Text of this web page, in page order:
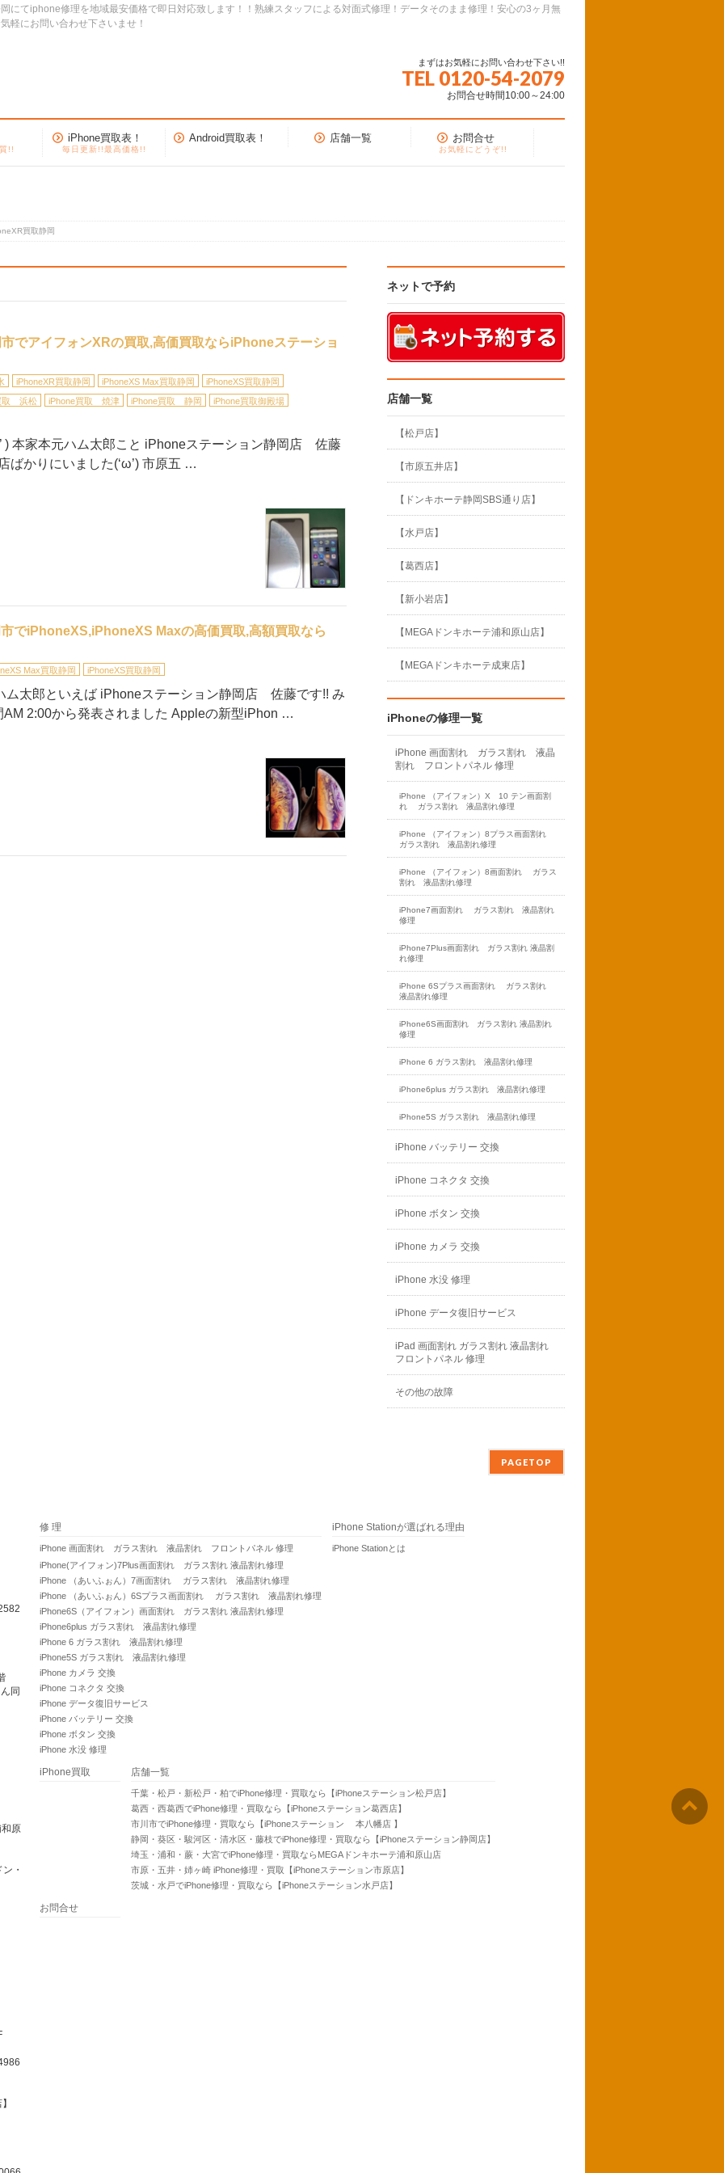
にてiphone修理を地域最安価格で即日対応致します！！熟練スタッフによる対面式修理！データそのまま修理！安心の3ヶ月無
軽にお問い合わせ下さいませ！
まずはお気軽にお問い合わせ下さい!!
TEL 0120-54-2079
お問合せ時間10:00～24:00
!!
iPhone買取表！
毎日更新!!最高価格!!
Android買取表！ 店舗一覧 お問合せ
お気軽にどうぞ!!
買取静岡
でアイフォンXRの買取,高価買取ならiPhoneステーショ
iPhoneXR買取静岡 iPhoneXS Max買取静岡
iPhoneXS買取静岡
取 浜松 iPhone買取 焼津 iPhone買取 静岡
iPhone買取御殿場
) 本家本元ハム太郎こと iPhoneステーション静岡店 佐藤
ばかりにいました(‘ω’) 市原五 …
でiPhoneXS,iPhoneXS Maxの高価買取,高額買取なら
Max買取静岡 iPhoneXS買取静岡
ム太郎といえば iPhoneステーション静岡店 佐藤です!! み
2:00から発表されました Appleの新型iPhon …
ネットで予約
店舗一覧
【松戸店】
【市原五井店】
【ドンキホーテ静岡SBS通り店】
【水戸店】
【葛西店】
【新小岩店】
【MEGAドンキホーテ浦和原山店】
【MEGAドンキホーテ成東店】
iPhoneの修理一覧
iPhone 画面割れ ガラス割れ 液晶
割れ フロントパネル 修理
iPhone （アイフォン）X 10 テン画面割
れ ガラス割れ 液晶割れ修理
iPhone （アイフォン）8プラス画面割れ
ガラス割れ 液晶割れ修理
iPhone （アイフォン）8画面割れ ガラス
割れ 液晶割れ修理
iPhone7画面割れ ガラス割れ 液晶割れ
修理
iPhone7Plus画面割れ ガラス割れ 液晶割
れ修理
iPhone 6Sプラス画面割れ ガラス割れ
液晶割れ修理
iPhone6S画面割れ ガラス割れ 液晶割れ
修理
iPhone 6 ガラス割れ 液晶割れ修理
iPhone6plus ガラス割れ 液晶割れ修理
iPhone5S ガラス割れ 液晶割れ修理
iPhone バッテリー 交換
iPhone コネクタ 交換
iPhone ボタン 交換
iPhone カメラ 交換
iPhone 水没 修理
iPhone データ復旧サービス
iPad 画面割れ ガラス割れ 液晶割れ
フロントパネル 修理
その他の故障
PAGETOP
同
和原
・
修 理
iPhone 画面割れ ガラス割れ 液晶割れ フロントパネル 修理
iPhone(アイフォン)7Plus画面割れ ガラス割れ 液晶割れ修理
iPhone （あいふぉん）7画面割れ ガラス割れ 液晶割れ修理
iPhone （あいふぉん）6Sプラス画面割れ ガラス割れ 液晶割れ修理
iPhone6S（アイフォン）画面割れ ガラス割れ 液晶割れ修理
iPhone6plus ガラス割れ 液晶割れ修理
iPhone 6 ガラス割れ 液晶割れ修理
iPhone5S ガラス割れ 液晶割れ修理
iPhone カメラ 交換
iPhone コネクタ 交換
iPhone データ復旧サービス
iPhone バッテリー 交換
iPhone ボタン 交換
iPhone 水没 修理
iPhone Stationが選ばれる理由
iPhone Stationとは
iPhone買取 店舗一覧
千葉・松戸・新松戸・柏でiPhone修理・買取なら【iPhoneステーション松戸店】
葛西・西葛西でiPhone修理・買取なら【iPhoneステーション葛西店】
市川市でiPhone修理・買取なら【iPhoneステーション 本八幡店 】
静岡・葵区・駿河区・清水区・藤枝でiPhone修理・買取なら【iPhoneステーション静岡店】
埼玉・浦和・蕨・大宮でiPhone修理・買取ならMEGAドンキホーテ浦和原山店
市原・五井・姉ヶ崎 iPhone修理・買取【iPhoneステーション市原店】
茨城・水戸でiPhone修理・買取なら【iPhoneステーション水戸店】
お問合せ